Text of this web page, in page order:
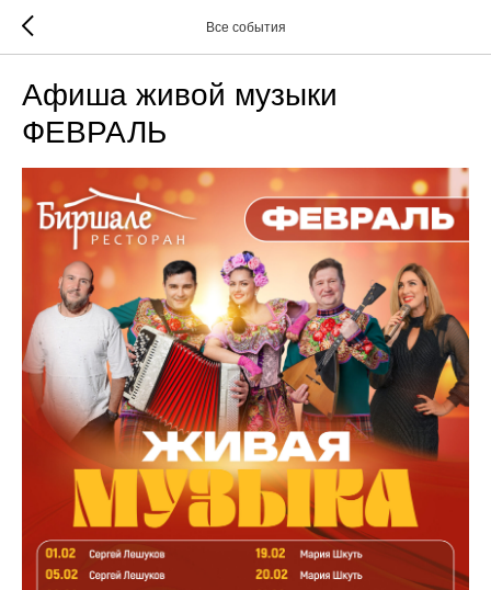
Все события
Афиша живой музыки
ФЕВРАЛЬ